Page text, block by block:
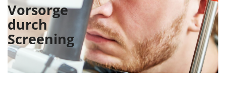
Vorsorge
durch
Screening